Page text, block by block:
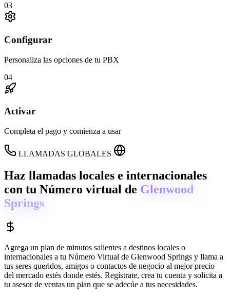
03
Configurar
Personaliza las opciones de tu PBX
04
Activar
Completa el pago y comienza a usar
LLAMADAS GLOBALES
Haz llamadas locales e internacionales
con tu Número virtual de Glenwood
Springs
Agrega un plan de minutos salientes a destinos locales o
internacionales a tu Número Virtual de Glenwood Springs y llama a
tus seres queridos, amigos o contactos de negocio al mejor precio
del mercado estés donde estés. Regístrate, crea tu cuenta y solicita a
tu asesor de ventas un plan que se adecúe a tus necesidades.